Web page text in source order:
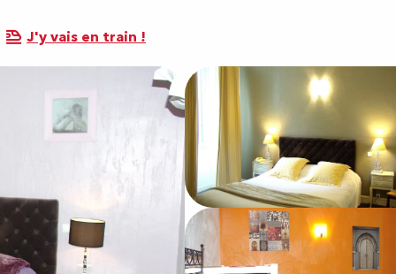
J'y vais en train !